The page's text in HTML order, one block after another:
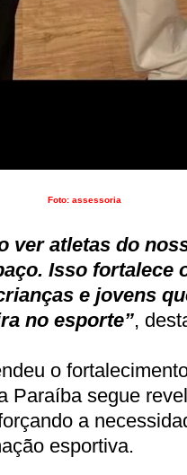
Foto: assessoria
ver atletas do
Isso fortalece
e jovens
no esporte”,
o
Paraíba segue
a
esportiva.